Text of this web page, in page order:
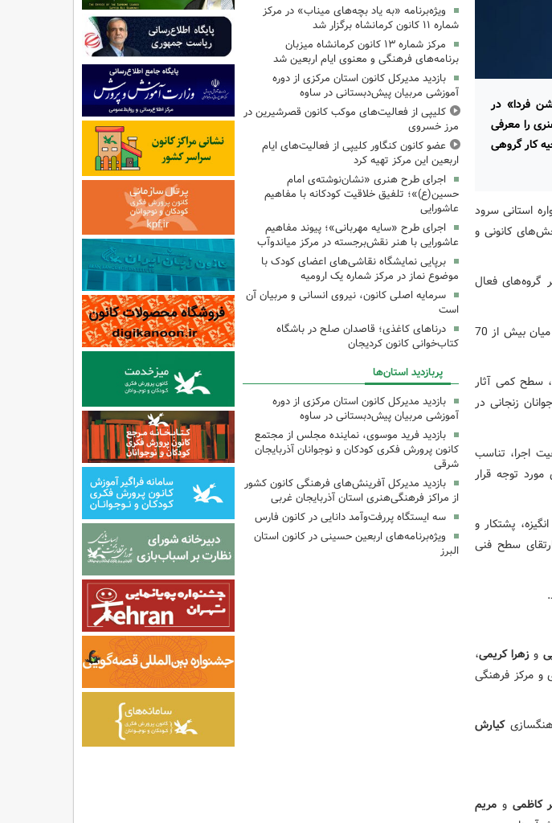
فردا» در
را معرفی
کار گروهی
استانی سرود
کانونی و
گروه‌های فعال
هیئت داوران این دوره را مهدی سرابی، علی رحمانیان و رباب جزملکی‌نژاد بر عهده دارشتند که از میان بیش از 70
سطح کمی آثار
زنجانی در
اجرا، تناسب
توجه قرار
پشتکار و
سطح فنی
و زهرا کریمی،
و مرکز فرهنگی
کیارش
کاظمی و مریم
ویژه‌برنامه «به یاد بچه‌های میناب» در مرکز
شماره ۱۱ کانون کرمانشاه برگزار شد
مرکز شماره ۱۳ کانون کرمانشاه میزبان
برنامه‌های فرهنگی و معنوی ایام اربعین شد
بازدید مدیرکل کانون استان مرکزی از دوره
آموزشی مربیان پیش‌دبستانی در ساوه
کلیپی از فعالیت‌های موکب کانون قصرشیرین در
مرز خسروی
عضو کانون کنگاور کلیپی از فعالیت‌های ایام
اربعین این مرکز تهیه کرد
اجرای طرح هنری «نشان‌نوشته‌ی امام
حسین(ع)»؛ تلفیق خلاقیت کودکانه با مفاهیم
عاشورایی
اجرای طرح «سایه مهربانی»؛ پیوند مفاهیم
عاشورایی با هنر نقش‌برجسته در مرکز میاندوآب
برپایی نمایشگاه نقاشی‌های اعضای کودک با
موضوع نماز در مرکز شماره یک ارومیه
سرمایه اصلی کانون، نیروی انسانی و مربیان آن
است
درناهای کاغذی؛ قاصدان صلح در باشگاه
کتاب‌خوانی کانون کردیجان
پربازدید استان‌ها
بازدید مدیرکل کانون استان مرکزی از دوره
آموزشی مربیان پیش‌دبستانی در ساوه
بازدید فرید موسوی، نماینده مجلس از مجتمع
کانون پرورش فکری کودکان و نوجوانان آذربایجان
شرقی
بازدید مدیرکل آفرینش‌های فرهنگی کانون کشور
از مراکز فرهنگی‌هنری استان آذربایجان غربی
سه ایستگاه پررفت‌وآمد دانایی در کانون فارس
ویژه‌برنامه‌های اربعین حسینی در کانون استان
البرز